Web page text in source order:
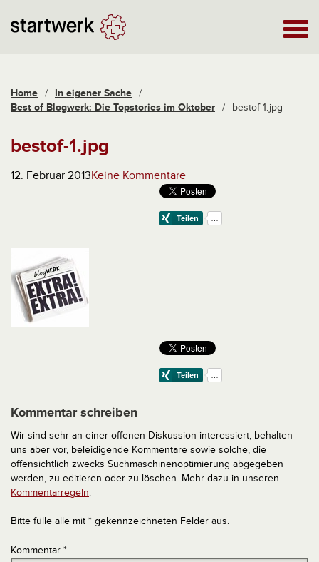
Home / In eigener Sache /
Best of Blogwerk: Die Topstories im Oktober / bestof-1.jpg
bestof-1.jpg
12. Februar 2013Keine Kommentare
Kommentar schreiben
Wir sind sehr an einer offenen Diskussion interessiert, behalten
uns aber vor, beleidigende Kommentare sowie solche, die
offensichtlich zwecks Suchmaschinenoptimierung abgegeben
werden, zu editieren oder zu löschen. Mehr dazu in unseren
Kommentarregeln.
Bitte fülle alle mit * gekennzeichneten Felder aus.
Kommentar *